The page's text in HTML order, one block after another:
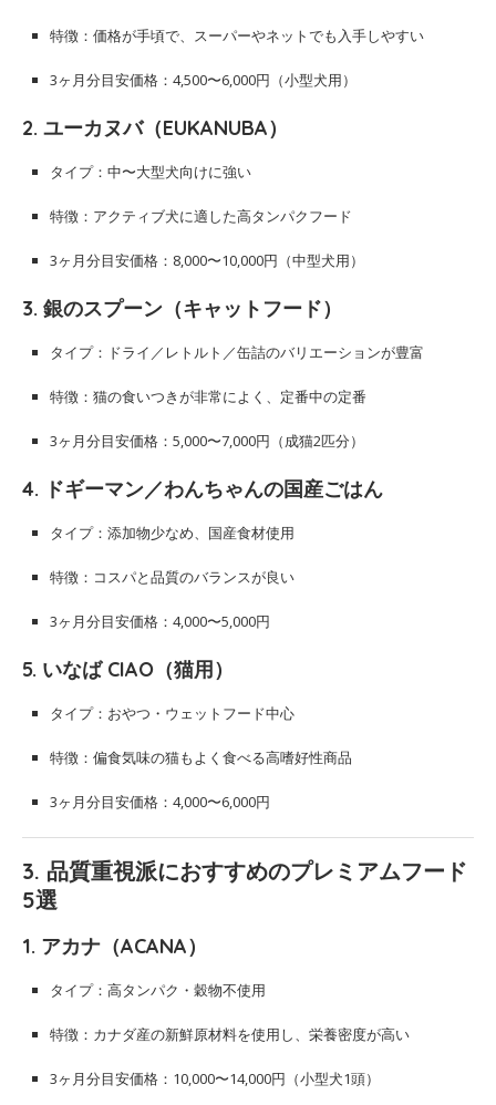
特徴：価格が手頃で、スーパーやネットでも入手しやすい
3ヶ月分目安価格：4,500〜6,000円（小型犬用）
2. ユーカヌバ（EUKANUBA）
タイプ：中〜大型犬向けに強い
特徴：アクティブ犬に適した高タンパクフード
3ヶ月分目安価格：8,000〜10,000円（中型犬用）
3. 銀のスプーン（キャットフード）
タイプ：ドライ／レトルト／缶詰のバリエーションが豊富
特徴：猫の食いつきが非常によく、定番中の定番
3ヶ月分目安価格：5,000〜7,000円（成猫2匹分）
4. ドギーマン／わんちゃんの国産ごはん
タイプ：添加物少なめ、国産食材使用
特徴：コスパと品質のバランスが良い
3ヶ月分目安価格：4,000〜5,000円
5. いなば CIAO（猫用）
タイプ：おやつ・ウェットフード中心
特徴：偏食気味の猫もよく食べる高嗜好性商品
3ヶ月分目安価格：4,000〜6,000円
3. 品質重視派におすすめのプレミアムフード
5選
1. アカナ（ACANA）
タイプ：高タンパク・穀物不使用
特徴：カナダ産の新鮮原材料を使用し、栄養密度が高い
3ヶ月分目安価格：10,000〜14,000円（小型犬1頭）